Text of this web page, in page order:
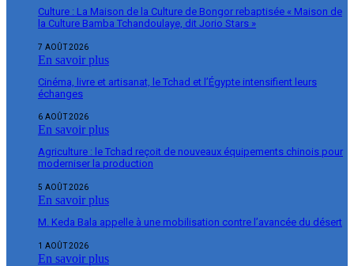
Culture : La Maison de la Culture de Bongor rebaptisée « Maison de
la Culture Bamba Tchandoulaye, dit Jorio Stars »
7 AOÛT 2026
En savoir plus
Cinéma, livre et artisanat, le Tchad et l’Égypte intensifient leurs
échanges
6 AOÛT 2026
En savoir plus
Agriculture : le Tchad reçoit de nouveaux équipements chinois pour
moderniser la production
5 AOÛT 2026
En savoir plus
M. Keda Bala appelle à une mobilisation contre l’avancée du désert
1 AOÛT 2026
En savoir plus